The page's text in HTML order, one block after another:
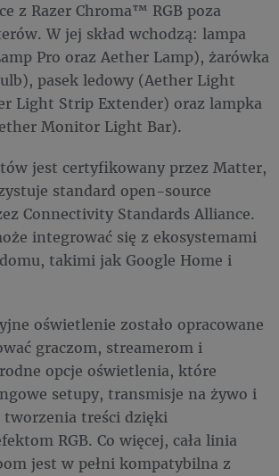
z Razer Chroma™ RGB poza
W jej skład wchodzą: lampa
Pro oraz Aether Lamp), żarówka
pasek ledowy (Aether Light
Light Strip Extender) oraz lampka
Monitor Light Bar).
jest certyfikowany przez Matter,
standard open-source
Connectivity Standards Alliance.
integrować się z ekosystemami
takimi jak Google Home i
oświetlenie zostało opracowane
graczom, streamerom i
opcje oświetlenia, które
setupy, transmisje na żywo i
treści dzięki
RGB. Co więcej, cała linia
jest w pełni kompatybilna z